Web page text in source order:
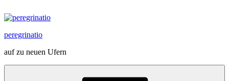
Inhalt
peregrinatio
auf zu neuen Ufern